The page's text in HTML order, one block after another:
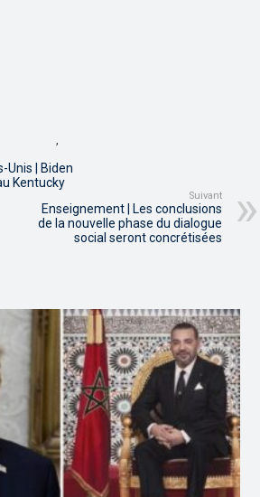
Unis | Biden
Kentucky
Suivant
Enseignement | Les conclusions
de la nouvelle phase du dialogue
social seront concrétisées